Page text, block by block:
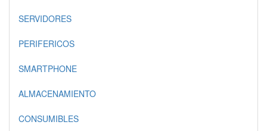
SERVIDORES
PERIFERICOS
SMARTPHONE
ALMACENAMIENTO
CONSUMIBLES